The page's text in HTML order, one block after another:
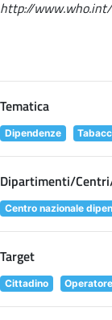
http://
Tematica
Dipendenze
Dipartimenti/
Centro nazionale
Target
Cittadino